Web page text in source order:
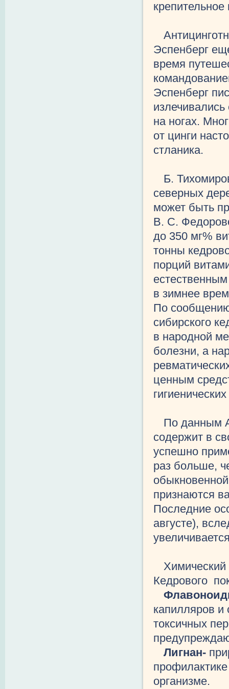
крепительное
Эспенберг
время
Эспенберг
на ногах.
от цинги
стланика.
Б.
северных
может быть
В. С.
до 350 мг%
тонны
порций
в зимнее
По
сибирского
в народной
болезни, а
ценным
По данным
содержит в
успешно
раз больше,
признаются
Последние
августе),
Химический
Кедрового
капилляров и
токсичных
Лигнан-
организме.